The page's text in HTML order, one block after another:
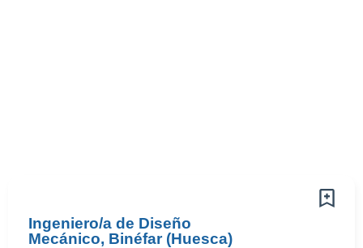
Ingeniero/a de Diseño
Mecánico, Binéfar (Huesca)